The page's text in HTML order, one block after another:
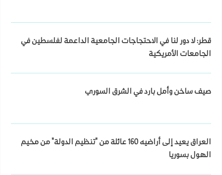
قطر: لا دور لنا في الاحتجاجات الجامعية الداعمة لفلسطين في
الجامعات الأمريكية
صيف ساخن وأمل بارد في الشرق السوري
العراق يعيد إلى أراضيه 160 عائلة من "تنظيم الدولة" من مخيم
الهول بسوريا